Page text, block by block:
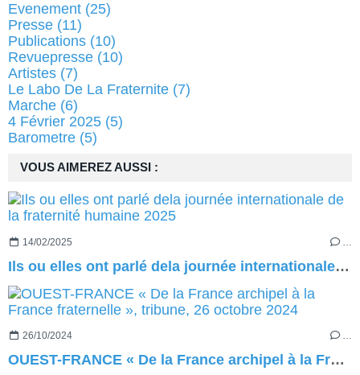
VOUS AIMEREZ AUSSI :
14/02/2025
Ils ou elles ont parlé dela journée internationale de la fraternité humaine 2025
26/10/2024 …
OUEST-FRANCE « De la France archipel à la France fraternelle », tribune, 26 octobre 2024
Evenement (25)
Presse (11)
Publications (10)
Revuepresse (10)
Artistes (7)
Le Labo De La Fraternite (7)
Marche (6)
4 Février 2025 (5)
Barometre (5)